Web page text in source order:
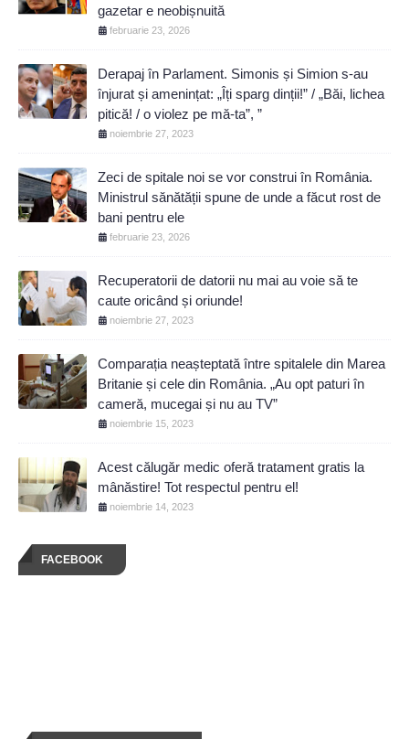
gazetar e neobișnuită
februarie 23, 2026
Derapaj în Parlament. Simonis și Simion s-au
înjurat și amenințat: „Îți sparg dinții!” / „Băi, lichea
pitică! / o violez pe mă-ta”, ”
noiembrie 27, 2023
Zeci de spitale noi se vor construi în România.
Ministrul sănătății spune de unde a făcut rost de
bani pentru ele
februarie 23, 2026
Recuperatorii de datorii nu mai au voie să te
caute oricând și oriunde!
noiembrie 27, 2023
Comparația neașteptată între spitalele din Marea
Britanie și cele din România. „Au opt paturi în
cameră, mucegai și nu au TV”
noiembrie 15, 2023
Acest călugăr medic oferă tratament gratis la
mânăstire! Tot respectul pentru el!
noiembrie 14, 2023
FACEBOOK